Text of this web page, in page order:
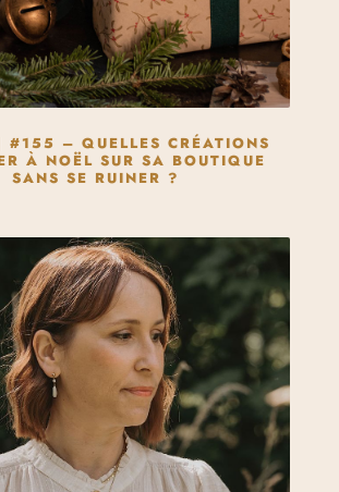
#155 – QUELLES CRÉATIONS
À NOËL SUR SA BOUTIQUE
SANS SE RUINER ?